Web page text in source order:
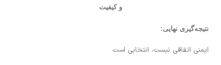
و کیفیت
نتیجه‌گیری نهایی:
ایمنی اتفاقی نیست، انتخابی است